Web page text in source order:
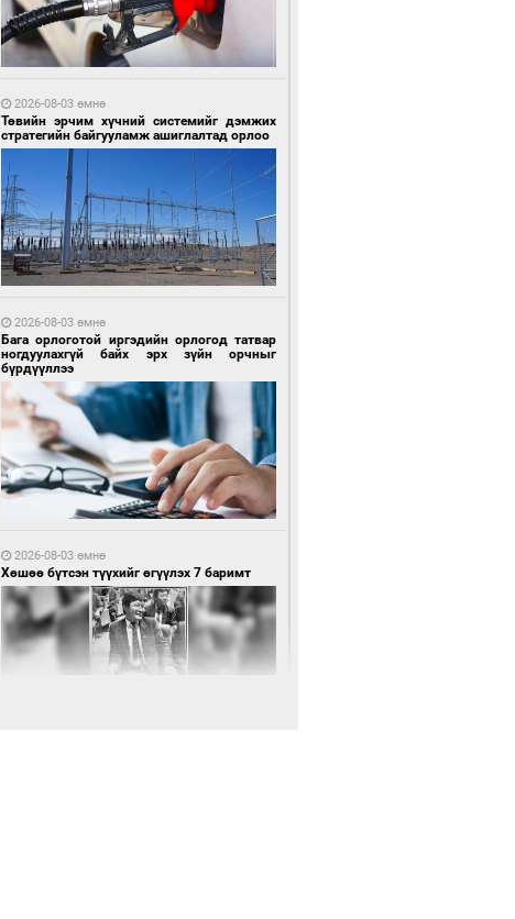
20 цагийн өмнө өмнө
Согтуугаар тээврийн хэрэгсэл жолоодсон
95 зөрчил бүртгэгдлээ
20 цагийн өмнө өмнө
Автобензин, дизель түлшний онцгой албан
татварыг тэглэлээ
20 цагийн өмнө өмнө
Санхүүгийн хэмнэлтийн горимд эрүүл
мэндийн салбар хамаарахгүй
2026-08-03 өмнө
Төвийн эрчим хүчний системийг дэмжих
стратегийн байгууламж ашиглалтад орлоо
2026-08-03 өмнө
Бага орлоготой иргэдийн орлогод татвар
ногдуулахгүй байх эрх зүйн орчныг
бүрдүүллээ
2026-08-03 өмнө
Хөшөө бүтсэн түүхийг өгүүлэх 7 баримт